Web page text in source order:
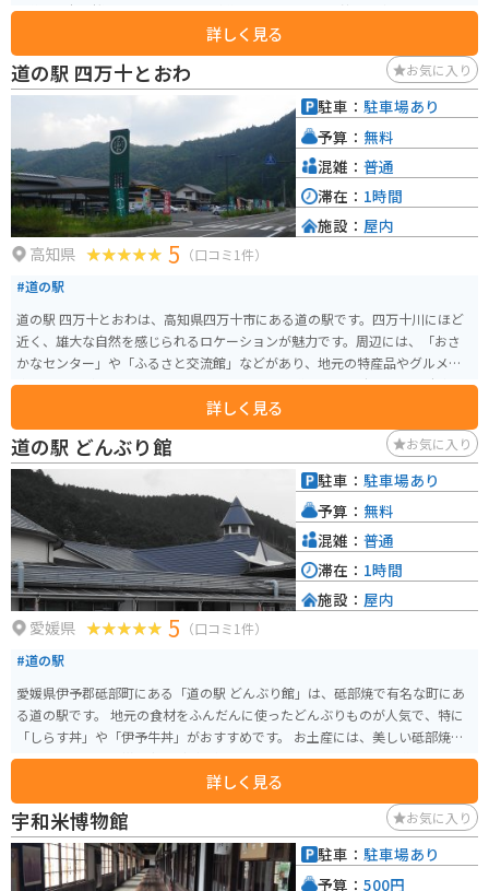
て約400本の桜「ソメイヨシノ」が道沿いに咲きます。峠の途中には小さな公
園があり、車を停めてゆっくり景色を楽しむことができます。 毎年3月の最終
日曜日には「野福峠さくら祭り」が開催され、多くの観光客で賑わいます。
道はカーブが続きますので、運転する際はご注意ください。
詳しく見る
道の駅 四万十とおわ お気に入り
高知県 5 （口コミ1件）
#道の駅
道の駅 四万十とおわは、高知県四万十市にある道の駅です。四万十川にほど
近く、雄大な自然を感じられるロケーションが魅力です。周辺には、「おさ
かなセンター」や「ふるさと交流館」などがあり、地元の特産品やグルメを
楽しむことができます。 バイクで訪れる場合、道の駅には広々とした駐車場
が完備されているので安心です。四万十川沿いの道をツーリングするのもお
すすめです。 名物は、なんといっても四万十川の恵みを受けた新鮮な seafoo
d です。特に、四万十うなぎは絶品と評判で、蒲焼きや白焼きなどで味わえま
す。また、地元でとれた新鮮な野菜や果物も販売されているので、お土産に
ぴったりです。
詳しく見る
駐車： 駐車場あり
予算： 無料
混雑： 普通
滞在： 1時間
施設： 屋内
道の駅 どんぶり館 お気に入り
愛媛県 5 （口コミ1件）
#道の駅
愛媛県伊予郡砥部町にある「道の駅 どんぶり館」は、砥部焼で有名な町にあ
る道の駅です。 地元の食材をふんだんに使ったどんぶりものが人気で、特に
「しらす丼」や「伊予牛丼」がおすすめです。 お土産には、美しい砥部焼の
食器や、地元産の柑橘類などが人気です。 バイクで訪れる場合、道の駅には
広々とした駐車場が完備されているので安心です。 周辺には、砥部焼の窯元
が点在しており、 pottery体験なども楽しめます。 また、少し足を延ばせば、
美しい渓谷美が楽しめる「面河渓」もおすすめです。
詳しく見る
駐車： 駐車場あり
予算： 無料
混雑： 普通
滞在： 1時間
施設： 屋内
宇和米博物館 お気に入り
駐車： 駐車場あり
予算： 500円